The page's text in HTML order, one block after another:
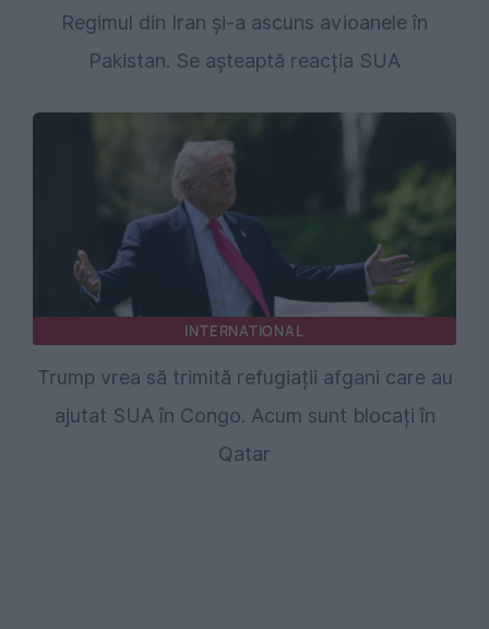
Regimul din Iran și-a ascuns avioanele în
Pakistan. Se așteaptă reacția SUA
INTERNATIONAL
Trump vrea să trimită refugiații afgani care au
ajutat SUA în Congo. Acum sunt blocați în
Qatar